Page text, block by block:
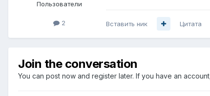
Пользователи
2 Вставить ник Цитата
Join the conversation
You can post now and register later. If you have an account,